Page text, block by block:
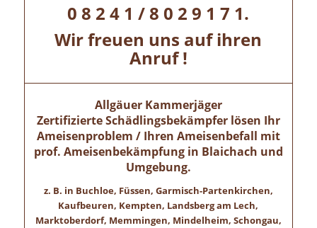
0 8 2 4 1 / 8 0 2 9 1 7 1.
Wir freuen uns auf ihren
Anruf !
Allgäuer Kammerjäger
Zertifizierte Schädlingsbekämpfer lösen Ihr
Ameisenproblem / Ihren Ameisenbefall mit
prof. Ameisenbekämpfung in Blaichach und
Umgebung.
z. B. in Buchloe, Füssen, Garmisch-Partenkirchen,
Kaufbeuren, Kempten, Landsberg am Lech,
Marktoberdorf, Memmingen, Mindelheim, Schongau,